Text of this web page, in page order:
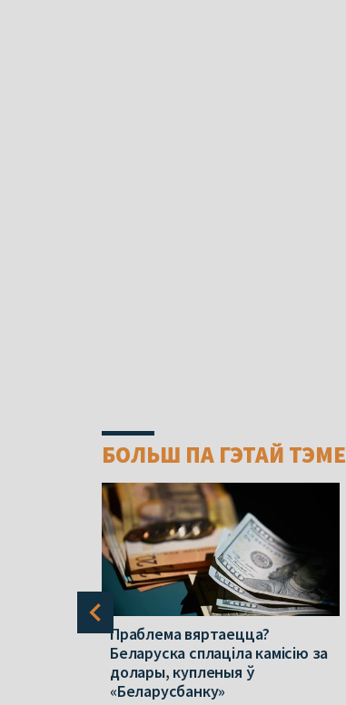
БОЛЬШ ПА ГЭТАЙ ТЭМЕ
Праблема вяртаецца?
Беларуска сплаціла камісію за
долары, купленыя ў
«Беларусбанку»